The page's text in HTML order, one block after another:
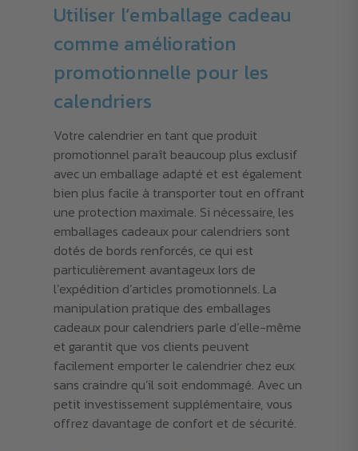
Utiliser l’emballage cadeau
comme amélioration
promotionnelle pour les
calendriers
Votre calendrier en tant que produit
promotionnel paraît beaucoup plus exclusif
avec un emballage adapté et est également
bien plus facile à transporter tout en offrant
une protection maximale. Si nécessaire, les
emballages cadeaux pour calendriers sont
dotés de bords renforcés, ce qui est
particulièrement avantageux lors de
l’expédition d’articles promotionnels. La
manipulation pratique des emballages
cadeaux pour calendriers parle d’elle-même
et garantit que vos clients peuvent
facilement emporter le calendrier chez eux
sans craindre qu’il soit endommagé. Avec un
petit investissement supplémentaire, vous
offrez davantage de confort et de sécurité.